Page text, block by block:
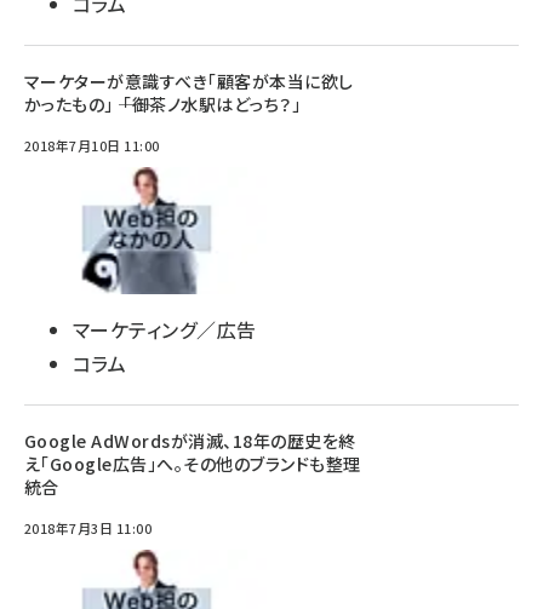
マーケターが意識すべき「顧客が本当に欲し
かったもの」 ―― 「御茶ノ水駅はどっち？」
2018年7月10日 11:00
マーケティング／広告
コラム
Google AdWordsが消滅、18年の歴史を終
え「Google広告」へ。その他のブランドも整理
統合
2018年7月3日 11:00